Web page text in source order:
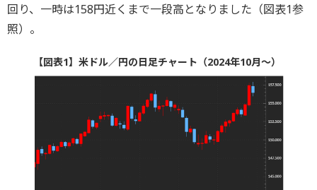
回り、一時は158円近くまで一段高となりました（図表1参
照）。
【図表1】米ドル／円の日足チャート（2024年10月～）